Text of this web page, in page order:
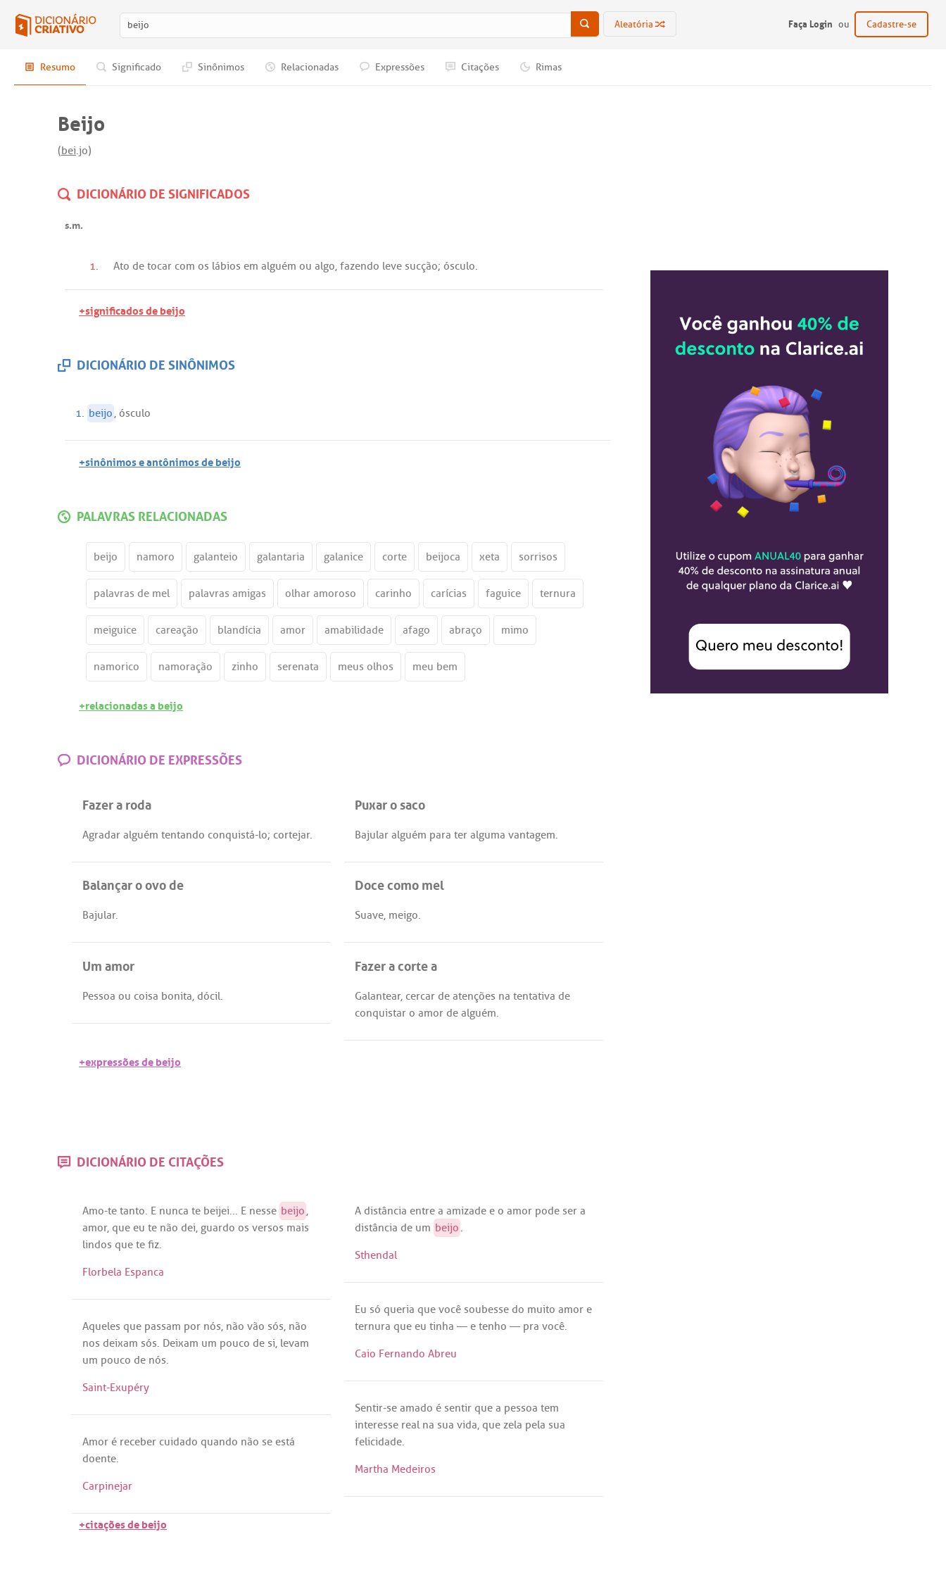
Aleatória Faça Login ou Cadastre-se
Resumo Significado Sinônimos Relacionadas Expressões Citações Rimas
Beijo
(bei.jo)
DICIONÁRIO DE SIGNIFICADOS
s.m.
1. Ato de tocar com os lábios em alguém ou algo, fazendo leve sucção; ósculo.
+significados de beijo
DICIONÁRIO DE SINÔNIMOS
1. beijo, ósculo
+sinônimos e antônimos de beijo
PALAVRAS RELACIONADAS
beijo namoro galanteio galantaria galanice corte beijoca xeta sorrisos
palavras de mel palavras amigas olhar amoroso carinho carícias faguice ternura
meiguice careação blandícia amor amabilidade afago abraço mimo
namorico namoração zinho serenata meus olhos meu bem
+relacionadas a beijo
DICIONÁRIO DE EXPRESSÕES
Fazer a roda
Agradar alguém tentando conquistá-lo; cortejar.
Puxar o saco
Bajular alguém para ter alguma vantagem.
Balançar o ovo de
Bajular.
Doce como mel
Suave, meigo.
Um amor
Pessoa ou coisa bonita, dócil.
Fazer a corte a
Galantear, cercar de atenções na tentativa de
conquistar o amor de alguém.
+expressões de beijo
DICIONÁRIO DE CITAÇÕES
Amo-te tanto. E nunca te beijei... E nesse beijo ,
amor, que eu te não dei, guardo os versos mais
lindos que te fiz.
Florbela Espanca
A distância entre a amizade e o amor pode ser a
distância de um beijo .
Sthendal
Eu só queria que você soubesse do muito amor e
ternura que eu tinha — e tenho — pra você.
Caio Fernando Abreu
Aqueles que passam por nós, não vão sós, não
nos deixam sós. Deixam um pouco de si, levam
um pouco de nós.
Saint-Exupéry
Sentir-se amado é sentir que a pessoa tem
interesse real na sua vida, que zela pela sua
felicidade.
Martha Medeiros
Amor é receber cuidado quando não se está
doente.
Carpinejar
+citações de beijo